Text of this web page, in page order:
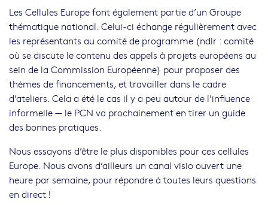
Les Cellules Europe font également partie d’un Groupe
thématique national. Celui-ci échange régulièrement avec
les représentants au comité de programme (ndlr : comité
où se discute le contenu des appels à projets européens au
sein de la Commission Européenne) pour proposer des
thèmes de financements, et travailler dans le cadre
d’ateliers. Cela a été le cas il y a peu autour de l’influence
informelle — le PCN va prochainement en tirer un guide
des bonnes pratiques.
Nous essayons d’être le plus disponibles pour ces cellules
Europe. Nous avons d’ailleurs un canal visio ouvert une
heure par semaine, pour répondre à toutes leurs questions
en direct !